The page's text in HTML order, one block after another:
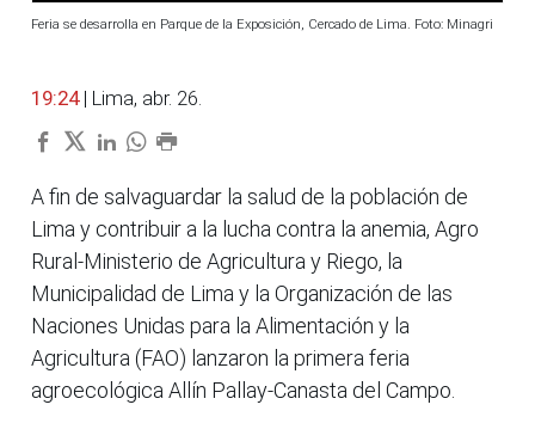
Feria se desarrolla en Parque de la Exposición, Cercado de Lima. Foto: Minagri
19:24 | Lima, abr. 26.
A fin de salvaguardar la salud de la población de
Lima y contribuir a la lucha contra la anemia, Agro
Rural-Ministerio de Agricultura y Riego, la
Municipalidad de Lima y la Organización de las
Naciones Unidas para la Alimentación y la
Agricultura (FAO) lanzaron la primera feria
agroecológica Allín Pallay-Canasta del Campo.